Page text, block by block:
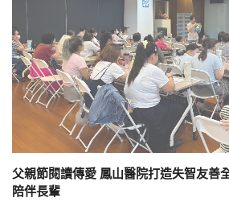
父親節閱讀傳愛 鳳山醫院打造失智友善
陪伴長輩